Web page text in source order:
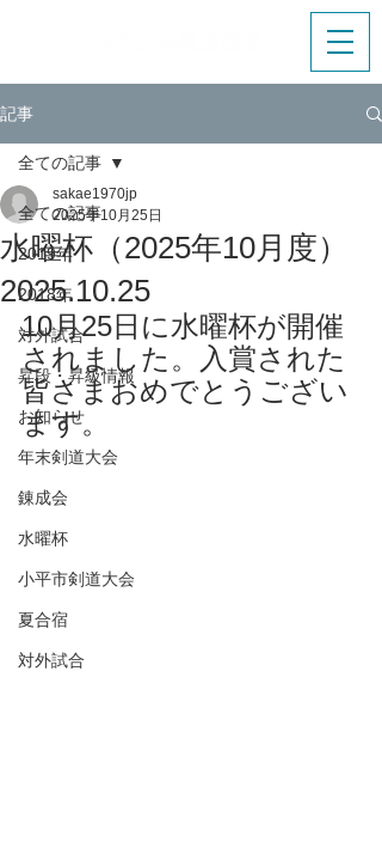
記事
全ての記事
2019年
2018年
対外試合
昇段・昇級情報
お知らせ
年末剣道大会
錬成会
水曜杯
小平市剣道大会
夏合宿
対外試合
全ての記事
水曜杯（2025年10月度）
2025.10.25
sakae1970jp
2025年10月25日
10月25日に水曜杯が開催
されました。入賞された
皆さまおめでとうござい
ます。